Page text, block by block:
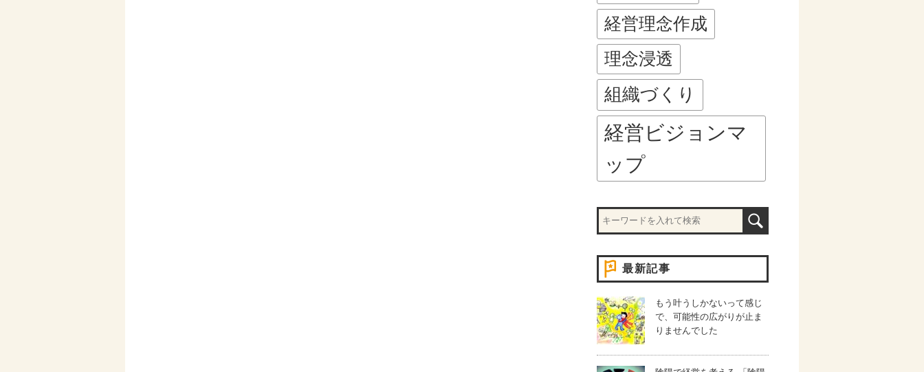
経営理念作成
理念浸透
組織づくり
経営ビジョンマ
ップ
最新記事
もう叶うしかないって感じ
で、可能性の広がりが止ま
りませんでした